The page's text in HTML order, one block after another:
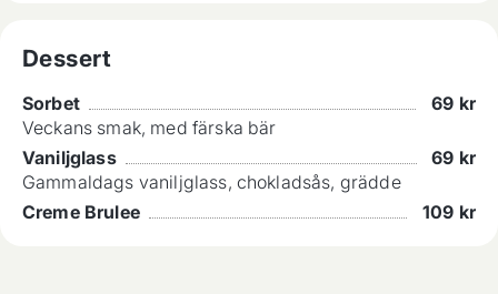
Dessert
Sorbet 69 kr
Veckans smak, med färska bär
Vaniljglass
69 kr
Gammaldags vaniljglass, chokladsås, grädde
Creme Brulee
109 kr